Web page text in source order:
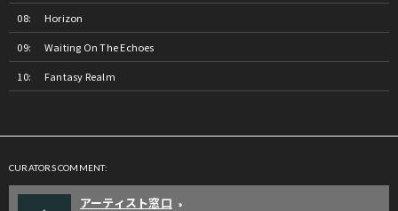
Horizon
Waiting On The Echoes
Fantasy Realm
CURATORS COMMENT:
アーティスト窓口 »